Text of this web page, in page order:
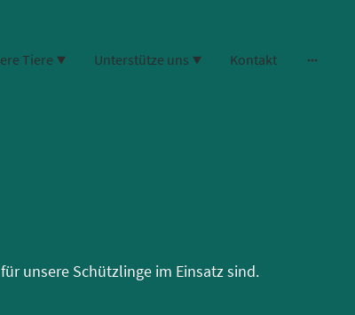
Tiere Unterstütze uns Kontakt
unsere Schützlinge im Einsatz sind.